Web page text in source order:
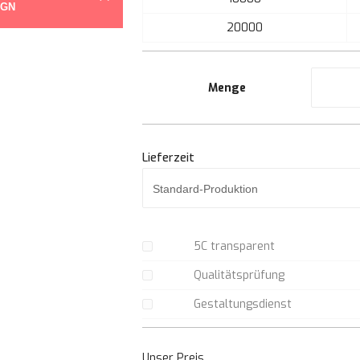
Bildgalerie
springen
20000
Menge
Lieferzeit
5C transparent
Qualitätsprüfung
Gestaltungsdienst